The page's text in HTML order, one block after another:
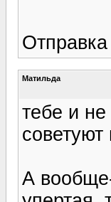
Матильда
тебе и не
советуют
А